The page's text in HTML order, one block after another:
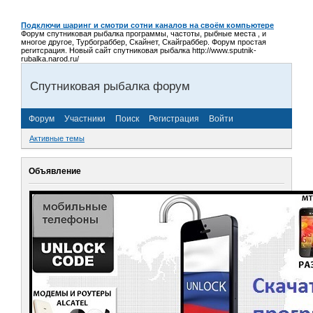
Подключи шаринг и смотри сотни каналов на своём компьютере
Форум спутниковая рыбалка программы, частоты, рыбные места , и
многое другое, Турбограббер, Скайнет, Скайграббер. Форум простая
регитсрация. Новый сайт спутниковая рыбалка http://www.sputnik-
rubalka.narod.ru/
Спутниковая рыбалка форум
Форум Участники Поиск Регистрация Войти
Активные темы
Объявление